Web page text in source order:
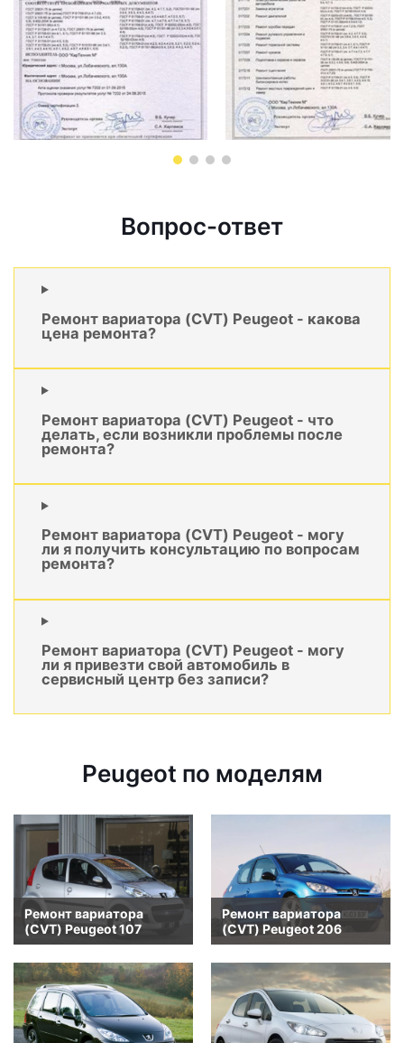
Вопрос-ответ
Ремонт вариатора (CVT) Peugeot - какова
цена ремонта?
Ремонт вариатора (CVT) Peugeot - что
делать, если возникли проблемы после
ремонта?
Ремонт вариатора (CVT) Peugeot - могу
ли я получить консультацию по вопросам
ремонта?
Ремонт вариатора (CVT) Peugeot - могу
ли я привезти свой автомобиль в
сервисный центр без записи?
Peugeot по моделям
Ремонт вариатора
(CVT) Peugeot 107
Ремонт вариатора
(CVT) Peugeot 206